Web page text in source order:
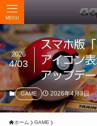
MENU
スマホ版
アイコン
アップデ
2026
4/03
GAME 2026年4月3日
ホーム
GAME